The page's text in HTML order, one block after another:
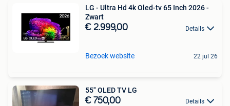
LG - Ultra Hd 4k Oled-tv 65 Inch 2026 -
Zwart
€ 2.999,00 Details
Bezoek website 22 jul 26
55" OLED TV LG
€ 750,00 Details